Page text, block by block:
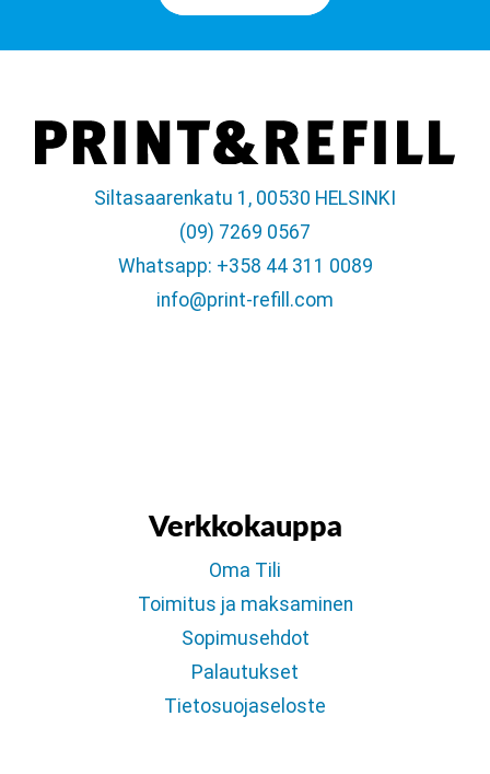
Siltasaarenkatu 1, 00530 HELSINKI
(09) 7269 0567
Whatsapp: +358 44 311 0089
info@print-refill.com
Verkkokauppa
Oma Tili
Toimitus ja maksaminen
Sopimusehdot
Palautukset
Tietosuojaseloste